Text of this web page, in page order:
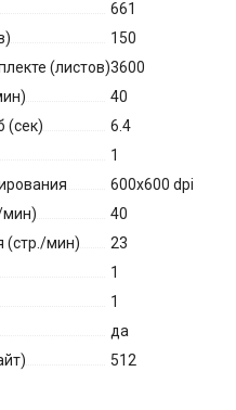
661
150
(листов)3600
40
(сек)
6.4
1
600x600 dpi
мин)
40
(стр./мин)
23
1
1
да
512